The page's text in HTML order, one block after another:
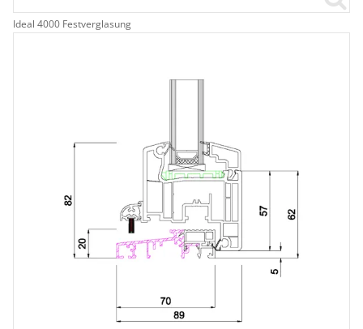
Ideal 4000 Festverglasung